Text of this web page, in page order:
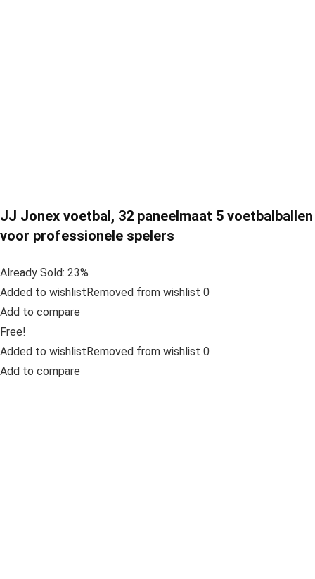
JJ Jonex voetbal, 32 paneelmaat 5 voetbalballen
voor professionele spelers
Already Sold: 23%
Added to wishlistRemoved from wishlist 0
Add to compare
Free!
Added to wishlistRemoved from wishlist 0
Add to compare